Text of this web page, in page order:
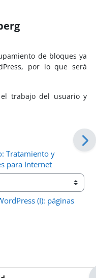
de bloques ya
por lo que será
trabajo del usuario y
Tratamiento y
para Internet
(I): páginas